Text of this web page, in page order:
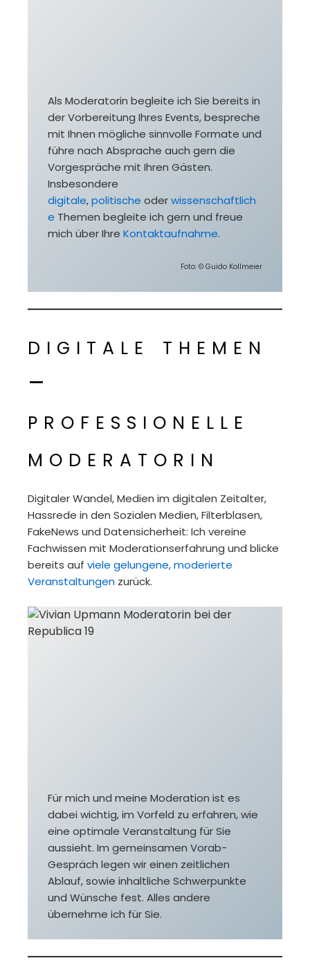
Als Moderatorin begleite ich Sie bereits in
der Vorbereitung Ihres Events, bespreche
mit Ihnen mögliche sinnvolle Formate und
führe nach Absprache auch gern die
Vorgespräche mit Ihren Gästen.
Insbesondere
digitale,politische oderwissenschaftlich
e Themen begleite ich gern und freue
mich über IhreKontaktaufnahme.
Foto: © Guido Kollmeier
digitale themen
–
professionelle
moderatorin
Digitaler Wandel, Medien im digitalen Zeitalter,
Hassrede in den Sozialen Medien, Filterblasen,
FakeNews und Datensicherheit: Ich vereine
Fachwissen mit Moderationserfahrung und blicke
bereits auf viele gelungene, moderierte
Veranstaltungen zurück.
Für mich und meine Moderation ist es
dabei wichtig, im Vorfeld zu erfahren, wie
eine optimale Veranstaltung für Sie
aussieht. Im gemeinsamen Vorab-
Gespräch legen wir einen zeitlichen
Ablauf, sowie inhaltliche Schwerpunkte
und Wünsche fest. Alles andere
übernehme ich für Sie.